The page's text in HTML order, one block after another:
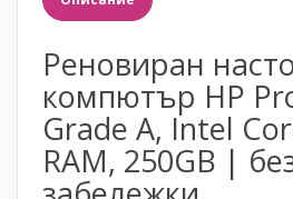
Реновиран
компютър HP
Grade A, Intel
RAM, 250GB |